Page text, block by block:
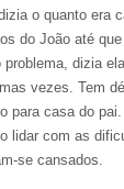
o quanto era
do João até
problema, dizia
vezes. Tem
para casa do
lidar com as
se cansados.